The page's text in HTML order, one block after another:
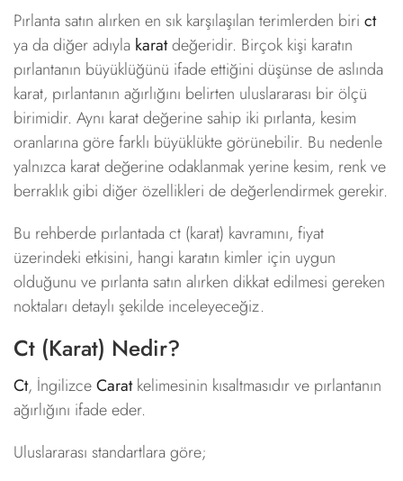
Pırlanta satın alırken en sık karşılaşılan terimlerden biri ct
ya da diğer adıyla karatdeğeridir. Birçok kişi karatın
pırlantanın büyüklüğünü ifade ettiğini düşünse de aslında
karat, pırlantanın ağırlığını belirten uluslararası bir ölçü
birimidir. Aynı karat değerine sahip iki pırlanta, kesim
oranlarına göre farklı büyüklükte görünebilir. Bu nedenle
yalnızca karat değerine odaklanmak yerine kesim, renk ve
berraklık gibi diğer özellikleri de değerlendirmek gerekir.
Bu rehberde pırlantada ct (karat) kavramını, fiyat
üzerindeki etkisini, hangi karatın kimler için uygun
olduğunu ve pırlanta satın alırken dikkat edilmesi gereken
noktaları detaylı şekilde inceleyeceğiz.
Ct (Karat) Nedir?
Ct, İngilizceCaratkelimesinin kısaltmasıdır ve pırlantanın
ağırlığını ifade eder.
Uluslararası standartlara göre;